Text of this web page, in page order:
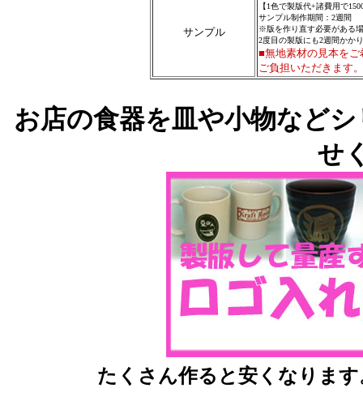
サンプル
【1色で製版代+諸費用で
サンプル制作期間：2週間
※版を作り直す必要がある
2度目の製版にも2週間かか
■無地素材の見本を
ご負担いただきます。
お店の食器を皿や小物など
せ
たくさん作ると安くなりま